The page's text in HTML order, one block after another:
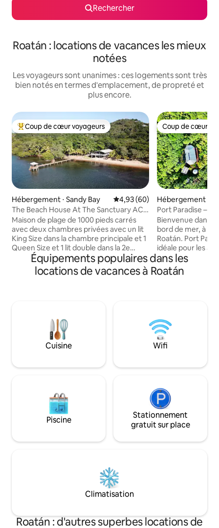
Rechercher
Roatán : locations de vacances les mieux
notées
Les voyageurs sont unanimes : ces logements sont très
bien notés en termes d'emplacement, de propreté et
plus encore.
Coups de cœur voyageurs les plus appréciés
Coup de cœur voyageurs
Hébergement ⋅ Sandy Bay Évaluation moyenne sur la
4,93 (60)
The Beach House At The Sanctuary AC
Dock Kayak (maison de plage)
Maison de plage de 1000 pieds carrés
avec deux chambres privées avec un lit
King Size dans la chambre principale et 1
Queen Size et 1 lit double dans la 2e
chambre, et deux salles de bains. Il y a
aussi deux canapés convertibles dans le
séjour, ce qui fait 5 couchages dans les
couchers de soleil de Sandy Bay. *
Remarque : nous exigeons un séjour
minimum de 5 nuits en haute saison, qui
commence fin novembre et se termine
les réservations en basse saison
Coup de cœur
Coup de cœur
Hébergement ⋅
Port Paradise –
plage privée et
Bienvenue dans
bord de mer, à
Roatán. Port
idéale pour les
offre un accès
plongée sous-
d’exception près
de la
Fi rapide, d'une
et de conseils
une aventure
saisonnières⭑
Équipements populaires dans les
locations de vacances à Roatán
Cuisine Wifi
Piscine
Stationnement
gratuit sur place
Climatisation
Roatán : d'autres superbes locations de